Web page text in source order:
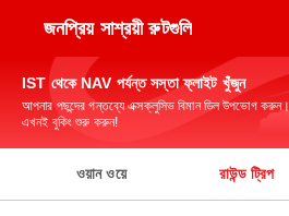
জনপ্রিয় সাশ্রয়ী রুটগুলি
IST থেকে NAV পর্যন্ত সস্তা ফ্লাইট খুঁজুন
আপনার পছন্দের গন্তব্যে এক্সক্লুসিভ বিমান ডিল উপভোগ করুন।
এখনই বুকিং শুরু করুন!
ওয়ান ওয়ে রাউন্ড ট্রিপ